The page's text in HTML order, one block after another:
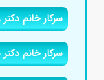
سرکار خانم
سرکار خانم